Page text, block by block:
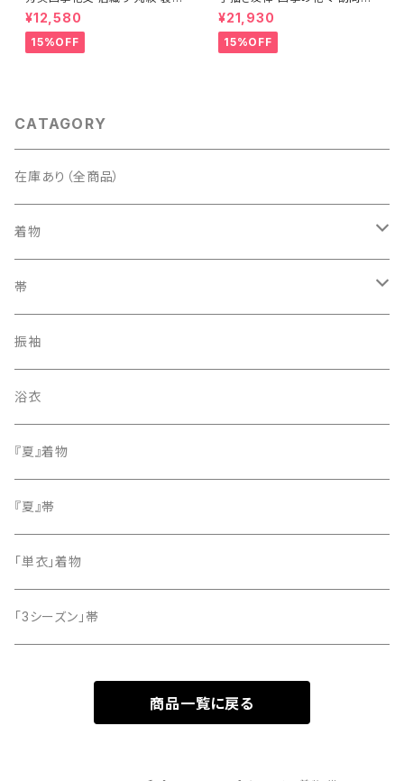
正絹 金糸 ゴールド 紺 ピンク 7
05
¥12,580
15%OFF
袷 正絹 サーモンピンク クリー
ム 白 桃花色 1434
¥21,930
15%OFF
CATAGORY
在庫あり（全商品）
着物
訪問着・付下げ
紬
色無地
小紋
留袖
帯
袋帯
名古屋帯
振袖
浴衣
『夏』着物
『夏』帯
「単衣」着物
「3シーズン」帯
商品一覧に戻る